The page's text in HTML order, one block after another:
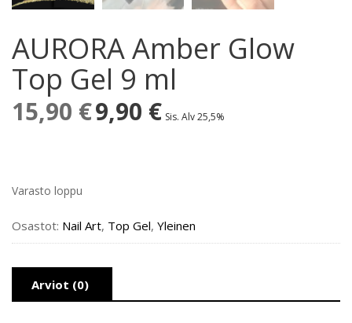
AURORA Amber Glow
Top Gel 9 ml
15,90 € Alkuperäinen
hinta
9,90 €Nykyinen
hinta
Sis. Alv 25,5%
Varasto loppu
Osastot: Nail Art, Top Gel, Yleinen
Arviot (0)